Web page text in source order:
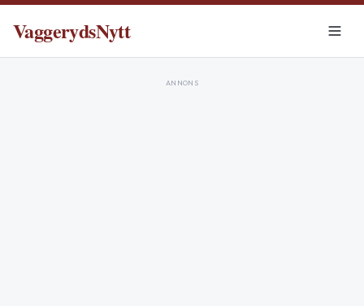
VaggerydsNytt
ANNONS